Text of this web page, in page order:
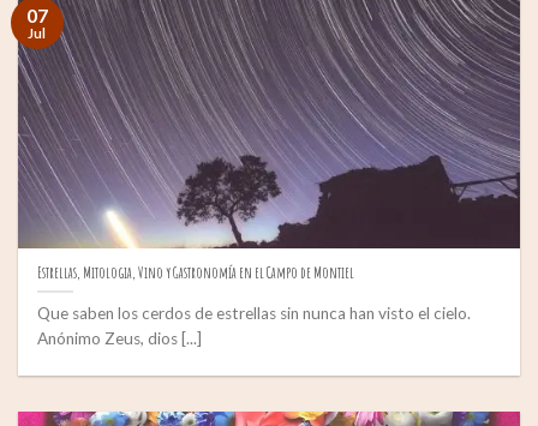
Estrellas, Mitologia, Vino y Gastronomía en el Campo de Montiel
Que saben los cerdos de estrellas sin nunca han visto el cielo.
Anónimo Zeus, dios [...]
07
Jul